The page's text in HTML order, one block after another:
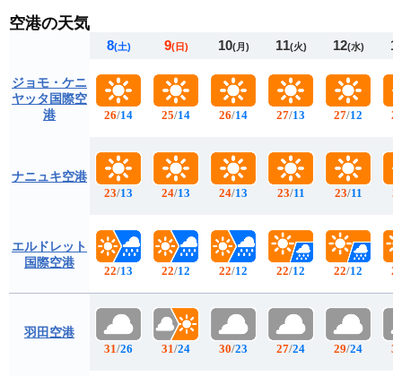
空港の天気
ジョモ・ケニ
ヤッタ国際空
港
ナニュキ空港
エルドレット
国際空港
羽田空港
8(土)
26/14
23/13
22/13
31/26
9(日)
25/14
24/13
22/12
31/24
10(月)
26/14
24/13
22/12
30/23
11(火)
27/13
23/11
22/12
27/24
12(水)
27/12
23/11
22/12
29/24